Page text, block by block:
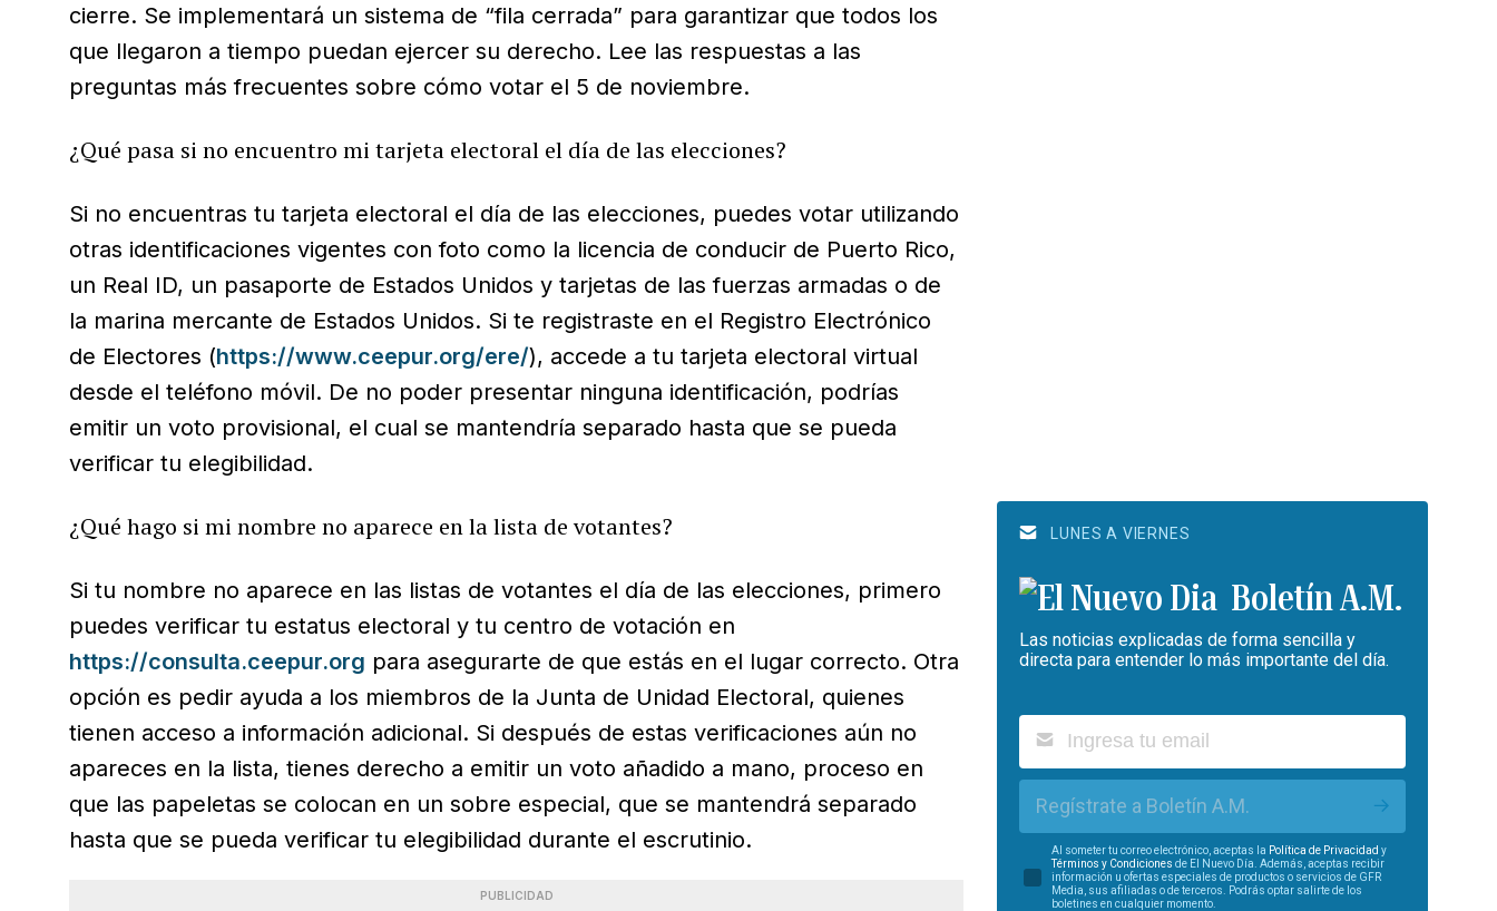
cierre. Se implementará un sistema de “fila cerrada” para garantizar que todos los
que llegaron a tiempo puedan ejercer su derecho. Lee las respuestas a las
preguntas más frecuentes sobre cómo votar el 5 de noviembre.
¿Qué pasa si no encuentro mi tarjeta electoral el día de las elecciones?
Si no encuentras tu tarjeta electoral el día de las elecciones, puedes votar utilizando
otras identificaciones vigentes con foto como la licencia de conducir de Puerto Rico,
un Real ID, un pasaporte de Estados Unidos y tarjetas de las fuerzas armadas o de
la marina mercante de Estados Unidos. Si te registraste en el Registro Electrónico
de Electores (https://www.ceepur.org/ere/), accede a tu tarjeta electoral virtual
desde el teléfono móvil. De no poder presentar ninguna identificación, podrías
emitir un voto provisional, el cual se mantendría separado hasta que se pueda
verificar tu elegibilidad.
¿Qué hago si mi nombre no aparece en la lista de votantes?
Si tu nombre no aparece en las listas de votantes el día de las elecciones, primero
puedes verificar tu estatus electoral y tu centro de votación en
https://consulta.ceepur.org para asegurarte de que estás en el lugar correcto. Otra
opción es pedir ayuda a los miembros de la Junta de Unidad Electoral, quienes
tienen acceso a información adicional. Si después de estas verificaciones aún no
apareces en la lista, tienes derecho a emitir un voto añadido a mano, proceso en
que las papeletas se colocan en un sobre especial, que se mantendrá separado
hasta que se pueda verificar tu elegibilidad durante el escrutinio.
PUBLICIDAD
LUNES A VIERNES
Boletín A.M.
Las noticias explicadas de forma sencilla y
directa para entender lo más importante del día.
Regístrate a Boletín A.M.
Al someter tu correo electrónico, aceptas la Política de Privacidad y
Términos y Condiciones de El Nuevo Día. Además, aceptas recibir
información u ofertas especiales de productos o servicios de GFR
Media, sus afiliadas o de terceros. Podrás optar salirte de los
boletines en cualquier momento.